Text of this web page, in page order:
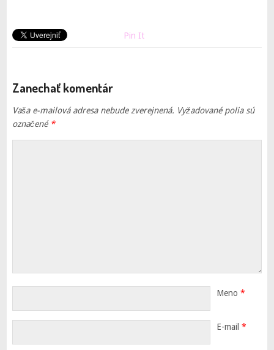
Pin It
Zanechať komentár
Vaša e-mailová adresa nebude zverejnená. Vyžadované polia sú
označené *
Meno *
E-mail *